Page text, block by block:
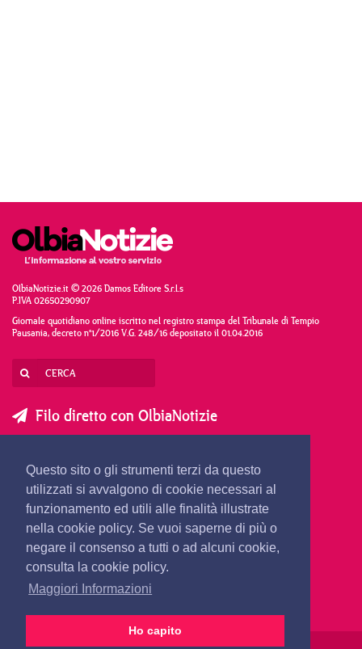
Questo sito o gli strumenti terzi da questo
utilizzati si avvalgono di cookie necessari al
funzionamento ed utili alle finalità illustrate
nella cookie policy. Se vuoi saperne di più o
negare il consenso a tutti o ad alcuni cookie,
consulta la cookie policy.
Maggiori Informazioni
Ho capito
OlbiaNotizie.it © 2026 Damos Editore S.r.l.s
P.IVA 02650290907
Giornale quotidiano online iscritto nel registro stampa del Tribunale di Tempio
Pausania, decreto n°1/2016 V.G. 248/16 depositato il 01.04.2016
Filo diretto con OlbiaNotizie
SEGNALA UNA NOTIZIA
SEGNALA UN EVENTO
redazione@olbianotizie.it